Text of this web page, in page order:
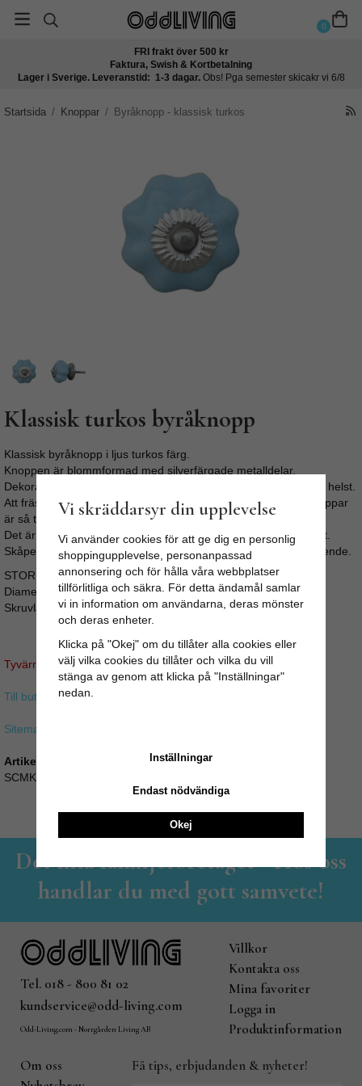
0
FRI frakt över 500 kr
Faktura, Swish & Kortbetalning
Lager i Sverige. Leveranstid: 1-3 dagar. Obs! Pga semester skicakr vi 6/8
Startsida / Knoppar / Byråknopp - klassisk turkos
Klassisk turkos byråknopp
Klassisk byråknopp i ljus turkos färg.
Knoppen är blommformad med silverfärgade metalldelar.
Dekorativ till både byrån, köksinredningen eller vilket skåp som helst.
Att fräsha upp sin byrå, köksluckor eller garderob med nya knoppar
är så tacksamt.
Det är enkelt, går fort, är billigt och ger oftast ett snyggt resultat.
Skåpet eller byrån får en personlig prägel och ett helt nytt utseende.
STORLEK:
Diameter: 3,8cm
Skruvlängd ca 3,5cm (M4)
Tyvärr ingår inte denna produkt i vårt sortiment för tillfället.
Till butikens startsida »
Sitemap »
Artikelnummer:
SCMK-84
Det lilla familjeföretaget - Hos oss
handlar du med gott samvete!
Tel. 018 - 800 81 02
kundservice@odd-living.com
Odd-Living.com - Norrgården Living AB
Villkor
Kontakta oss
Mina favoriter
Logga in
Produktinformation
Om oss
Få tips, erbjudanden & nyheter!
Vi skräddarsyr din upplevelse
Vi använder cookies för att ge dig en personlig
shoppingupplevelse, personanpassad
annonsering och för hålla våra webbplatser
tillförlitliga och säkra. För detta ändamål samlar
vi in information om användarna, deras mönster
och deras enheter.
Klicka på "Okej" om du tillåter alla cookies eller
välj vilka cookies du tillåter och vilka du vill
stänga av genom att klicka på "Inställningar"
nedan.
Inställningar
Endast nödvändiga
Okej